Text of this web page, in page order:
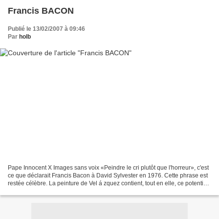
Francis BACON
Publié le 13/02/2007 à 09:46
Par holb
Pape Innocent X Images sans voix «Peindre le cri plutôt que l'horreur», c'est
ce que déclarait Francis Bacon à David Sylvester en 1976. Cette phrase est
restée célèbre. La peinture de Vel á zquez contient, tout en elle, ce potentiel